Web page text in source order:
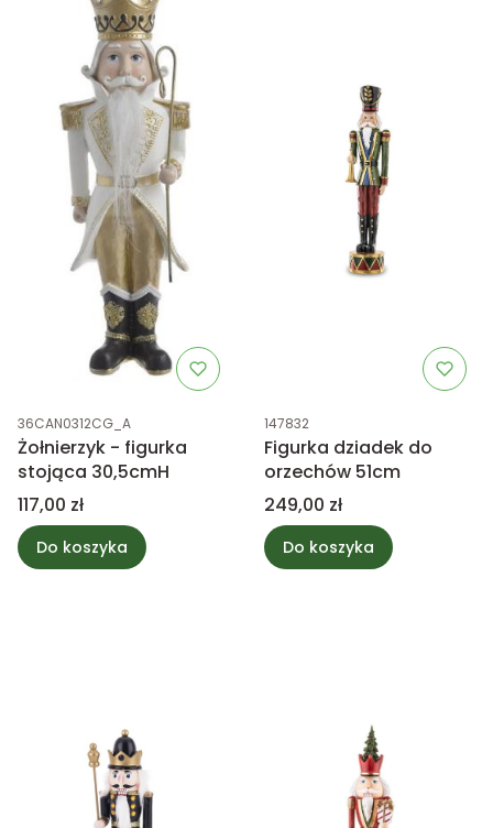
Kod produktu
36CAN0312CG_A
Żołnierzyk - figurka
stojąca 30,5cmH
Cena
117,00 zł
Do koszyka
Kod produktu
147832
Figurka dziadek do
orzechów 51cm
Cena
249,00 zł
Do koszyka